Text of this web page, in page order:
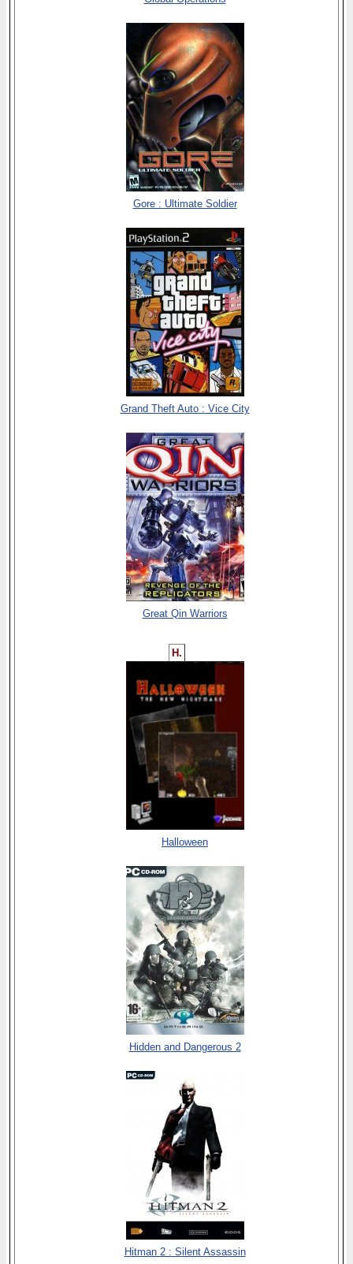
Gore : Ultimate Soldier
Grand Theft Auto : Vice City
Great Qin Warriors
H.
Halloween
Hidden and Dangerous 2
Hitman 2 : Silent Assassin